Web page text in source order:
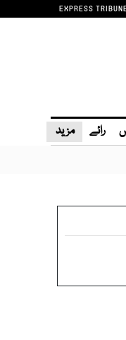
EXPRESS
رائے مزید